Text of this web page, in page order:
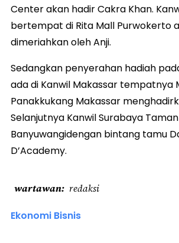
Center akan hadir Cakra Khan.
bertempat di Rita Mall Purwokerto
dimeriahkan oleh Anji.
Sedangkan penyerahan hadiah
ada di Kanwil Makassar tempatnya
Panakkukang Makassar
Selanjutnya Kanwil Surabaya
Banyuwangidengan bintang tamu
D’Academy.
wartawan redaksi
Ekonomi Bisnis